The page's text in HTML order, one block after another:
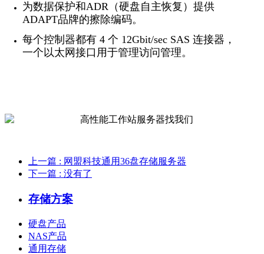
为数据保护和ADR（硬盘自主恢复）提供
ADAPT品牌的擦除编码。
每个控制器都有 4 个 12Gbit/sec SAS 连接器，
一个以太网接口用于管理访问管理。
上一篇 : 网盟科技通用36盘存储服务器
下一篇 : 没有了
存储方案
硬盘产品
NAS产品
通用存储